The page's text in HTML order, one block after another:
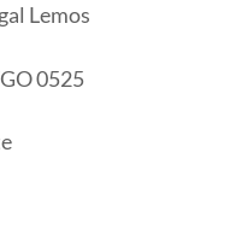
Lemos
0525